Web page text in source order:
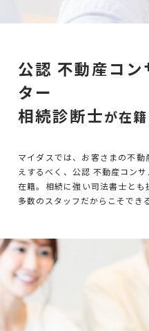
公認 不動産コン
ター
相続診断士が在籍
マイダスでは、お客さまの不
えするべく、公認 不動産コン
在籍。相続に強い司法書士と
多数のスタッフだからこそでき